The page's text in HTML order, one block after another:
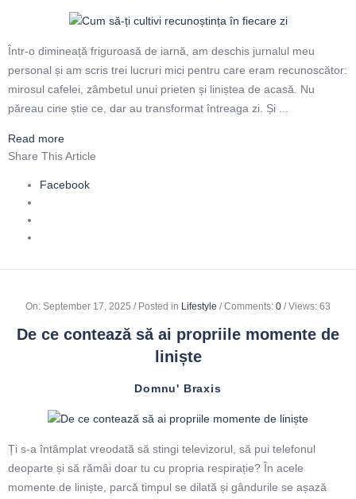
Într-o dimineață friguroasă de iarnă, am deschis jurnalul meu
personal și am scris trei lucruri mici pentru care eram recunoscător:
mirosul cafelei, zâmbetul unui prieten și liniștea de acasă. Nu
păreau cine știe ce, dar au transformat întreaga zi. Și ...
Read more
Share This Article
Facebook
On: September 17, 2025 Posted in Lifestyle Comments: 0 Views: 63
De ce contează să ai propriile momente de
liniște
Domnu' Braxis
Ți s-a întâmplat vreodată să stingi televizorul, să pui telefonul
deoparte și să rămâi doar tu cu propria respirație? În acele
momente de liniște, parcă timpul se dilată și gândurile se așază